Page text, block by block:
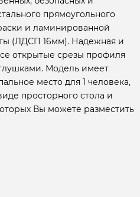
прямоугольного
и ламинированной
(ЛДСП 16мм). Надежная и
открытые срезы профиля
Модель имеет
место для 1 человека,
просторного стола и
Вы можете разместить